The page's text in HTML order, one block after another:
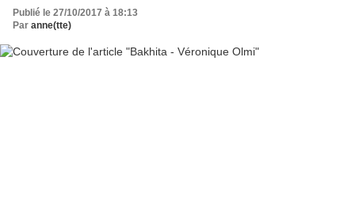
Publié le 27/10/2017 à 18:13
Par anne(tte)